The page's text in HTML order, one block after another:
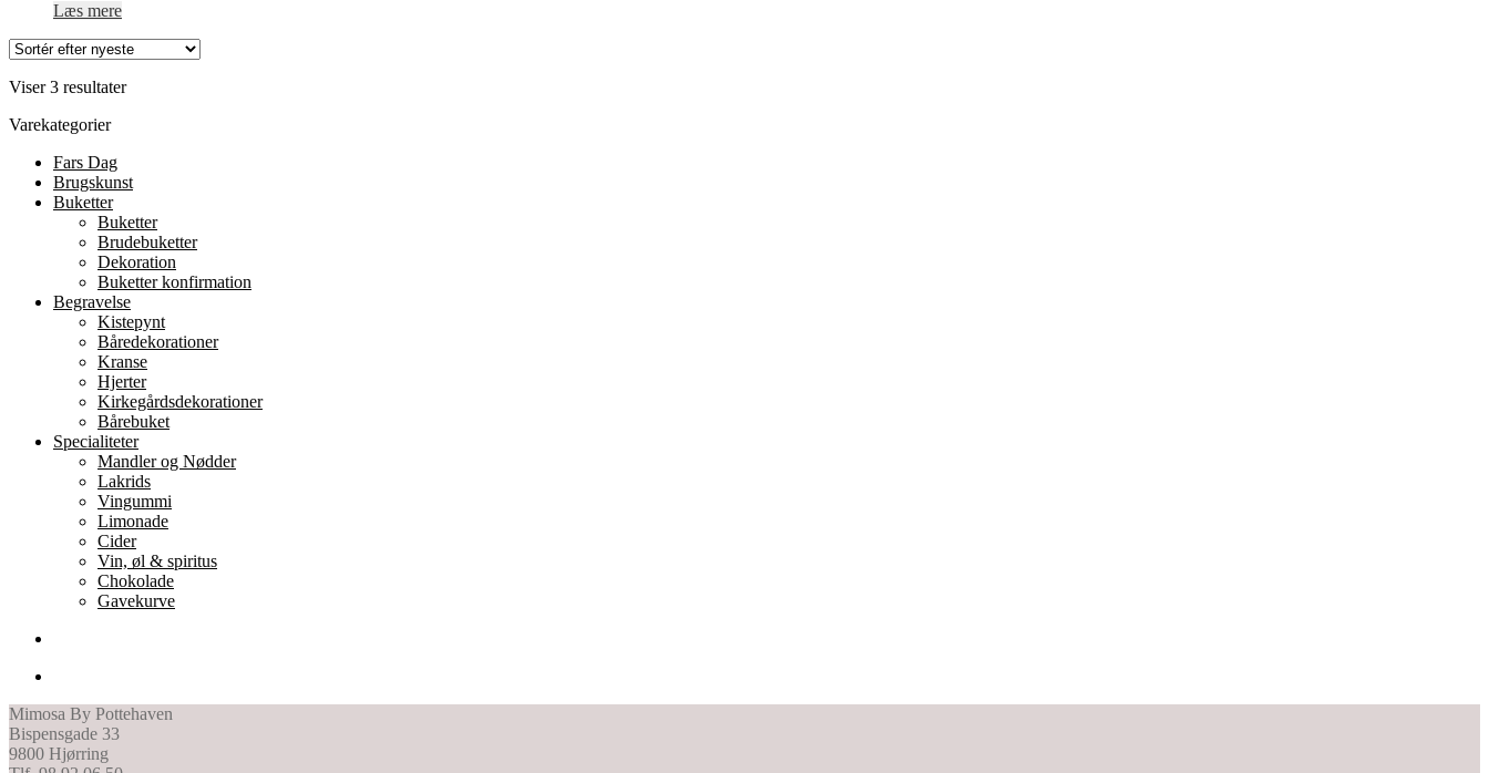
Læs mere
Viser 3 resultaterSorteret
Varekategorier
Fars Dag
Brugskunst
Buketter
Buketter
Brudebuketter
Dekoration
Buketter konfirmation
Begravelse
Kistepynt
Båredekorationer
Kranse
Hjerter
Kirkegårdsdekorationer
Bårebuket
Specialiteter
Mandler og Nødder
Lakrids
Vingummi
Limonade
Cider
Vin, øl & spiritus
Chokolade
Gavekurve
Mimosa By Pottehaven
Bispensgade 33
9800 Hjørring